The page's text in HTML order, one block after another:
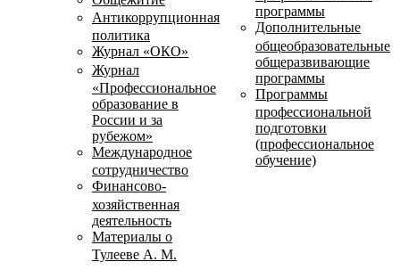
Антикоррупционная
политика
Журнал «ОКО»
Журнал
«Профессиональное
образование в
России и за
рубежом»
Международное
сотрудничество
Финансово-
хозяйственная
деятельность
Материалы о
Тулееве А. М.
программы
Дополнительные
общеобразовательные
общеразвивающие
программы
Программы
профессиональной
подготовки
(профессиональное
обучение)